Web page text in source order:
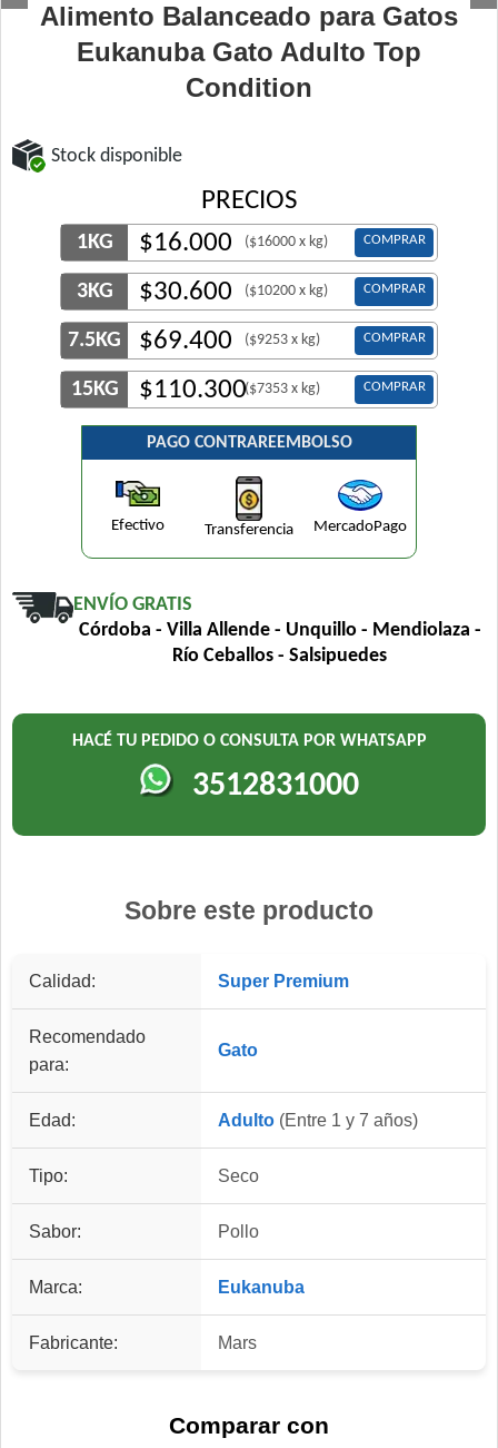
Alimento Balanceado para Gatos
Eukanuba Gato Adulto Top
Condition
Stock disponible
PRECIOS
1KG $16.000 ($16000 x kg) COMPRAR
3KG $30.600 ($10200 x kg) COMPRAR
7.5KG $69.400 ($9253 x kg) COMPRAR
15KG $110.300($7353 x kg) COMPRAR
PAGO CONTRAREEMBOLSO
Efectivo Transferencia MercadoPago
ENVÍO GRATIS
Córdoba - Villa Allende - Unquillo - Mendiolaza -
Río Ceballos - Salsipuedes
HACÉ TU PEDIDO O CONSULTA POR WHATSAPP
3512831000
Sobre este producto
Calidad: Super Premium
Recomendado
para:
Gato
Edad: Adulto (Entre 1 y 7 años)
Tipo: Seco
Sabor: Pollo
Marca: Eukanuba
Fabricante: Mars
Comparar con